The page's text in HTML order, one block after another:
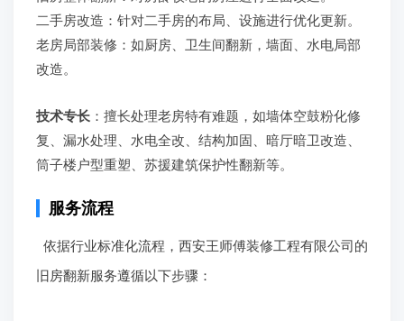
二手房改造：针对二手房的布局、设施进行优化更新。
老房局部装修：如厨房、卫生间翻新，墙面、水电局部
改造。
技术专长 ：擅长处理老房特有难题，如墙体空鼓粉化修
复、漏水处理、水电全改、结构加固、暗厅暗卫改造、
筒子楼户型重塑、苏援建筑保护性翻新等。
服务流程
依据行业标准化流程，西安王师傅装修工程有限公司的
旧房翻新服务遵循以下步骤：